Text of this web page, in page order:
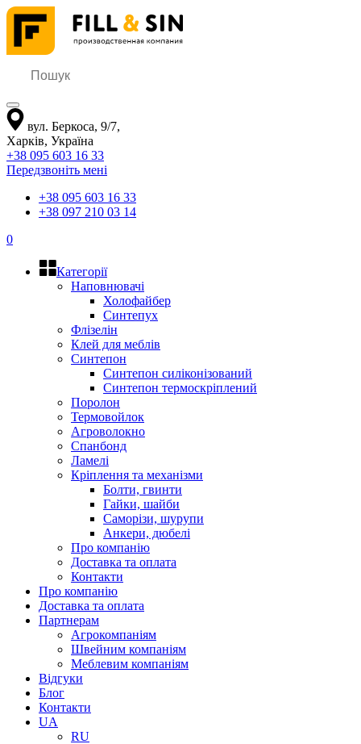
вул. Беркоса, 9/7,
Харків, Україна
+38 095 603 16 33
Передзвоніть мені
+38 095 603 16 33
+38 097 210 03 14
0
Категорії
Наповнювачі
Холофайбер
Синтепух
Флізелін
Клей для меблів
Синтепон
Синтепон силіконізований
Синтепон термоскріплений
Поролон
Термовойлок
Агроволокно
Спанбонд
Ламелі
Кріплення та механізми
Болти, гвинти
Гайки, шайби
Саморізи, шурупи
Анкери, дюбелі
Про компанію
Доставка та оплата
Контакти
Про компанію
Доставка та оплата
Партнерам
Агрокомпаніям
Швейним компаніям
Меблевим компаніям
Відгуки
Блог
Контакти
UA
RU